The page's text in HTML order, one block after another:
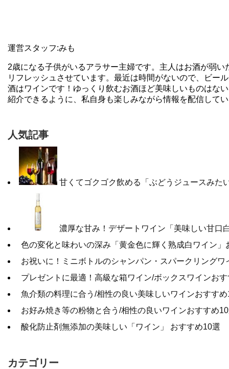
運営スタッフ:みも
2歳になる子供がいるアラサー主婦です。主人はお酒が弱
リフレッシュさせています。最近は時間がないので、ビー
酒はワインです！ゆっくり飲むお酒ほど美味しいものはな
紹介できるように、私自身も楽しみながら情報を配信して
人気記事
甘くてゴクゴク飲める「ぶどうジュースみた
濃厚な甘み！デザートワイン「美味しい甘口
色の変化と味わいの深み「黄金色に輝く熟成白ワイン」
お祝いに！ミニボトルのシャンパン・スパークリングワ
プレゼントに最適！高級な箱ワイン/ボックスワインお
魚介類の料理に合う/相性の良い美味しいワインおすす
お好み焼き等の粉物と合う/相性の良いワインおすすめ
酸化防止剤無添加の美味しい「ワイン」 おすすめ10選
カテゴリー